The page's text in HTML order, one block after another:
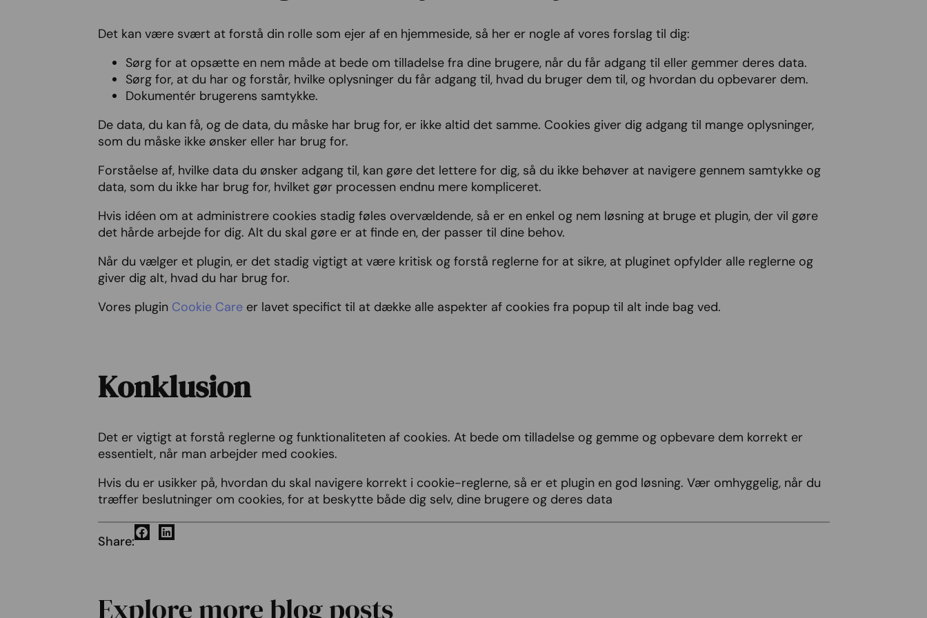
Det kan være svært at forstå din rolle som ejer af en hjemmeside, så her er nogle af vores forslag til dig:
Sørg for at opsætte en nem måde at bede om tilladelse fra dine brugere, når du får adgang til eller gemmer deres data.
Sørg for, at du har og forstår, hvilke oplysninger du får adgang til, hvad du bruger dem til, og hvordan du opbevarer dem.
Dokumentér brugerens samtykke.
De data, du kan få, og de data, du måske har brug for, er ikke altid det samme. Cookies giver dig adgang til mange oplysninger,
som du måske ikke ønsker eller har brug for.
Forståelse af, hvilke data du ønsker adgang til, kan gøre det lettere for dig, så du ikke behøver at navigere gennem samtykke og
data, som du ikke har brug for, hvilket gør processen endnu mere kompliceret.
Hvis idéen om at administrere cookies stadig føles overvældende, så er en enkel og nem løsning at bruge et plugin, der vil gøre
det hårde arbejde for dig. Alt du skal gøre er at finde en, der passer til dine behov.
Når du vælger et plugin, er det stadig vigtigt at være kritisk og forstå reglerne for at sikre, at pluginet opfylder alle reglerne og
giver dig alt, hvad du har brug for.
Vores plugin Cookie Career lavet specifict til at dække alle aspekter af cookies fra popup til alt inde bag ved.
Konklusion
Det er vigtigt at forstå reglerne og funktionaliteten af cookies. At bede om tilladelse og gemme og opbevare dem korrekt er
essentielt, når man arbejder med cookies.
Hvis du er usikker på, hvordan du skal navigere korrekt i cookie-reglerne, så er et plugin en god løsning. Vær omhyggelig, når du
træffer beslutninger om cookies, for at beskytte både dig selv, dine brugere og deres data
Share:
Explore more blog posts